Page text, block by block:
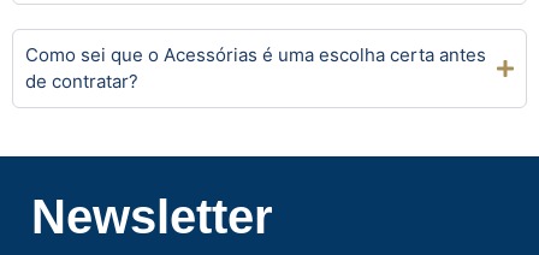
Como sei que o Acessórias é uma escolha certa antes
de contratar?
Newsletter